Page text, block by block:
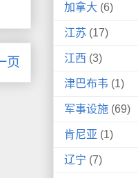
页
加拿大 (6)
江苏 (17)
江西 (3)
津巴布韦 (1)
军事设施 (69)
肯尼亚 (1)
辽宁 (7)